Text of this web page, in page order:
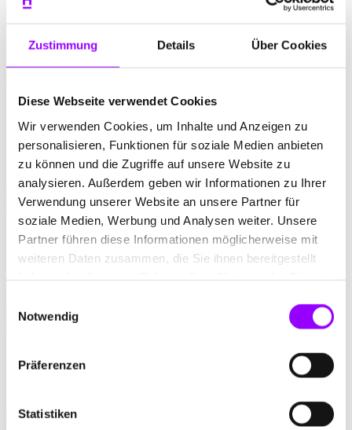
Zustimmung Details Über Cookies
Diese Webseite verwendet Cookies
Wir verwenden Cookies, um Inhalte und Anzeigen zu
personalisieren, Funktionen für soziale Medien anbieten
zu können und die Zugriffe auf unsere Website zu
analysieren. Außerdem geben wir Informationen zu Ihrer
Verwendung unserer Website an unsere Partner für
soziale Medien, Werbung und Analysen weiter. Unsere
Partner führen diese Informationen möglicherweise mit
weiteren Daten zusammen, die Sie ihnen bereitgestellt
Notwendig
Präferenzen
Statistiken
Projekte
Journal
Jobs
Kontakt
Hochhaus Digital
Das Hochhaus
Projekte
Journal
Agentur
Hochhaus Digital
Kölsch trifft Zukunft – im NetBüdchen.